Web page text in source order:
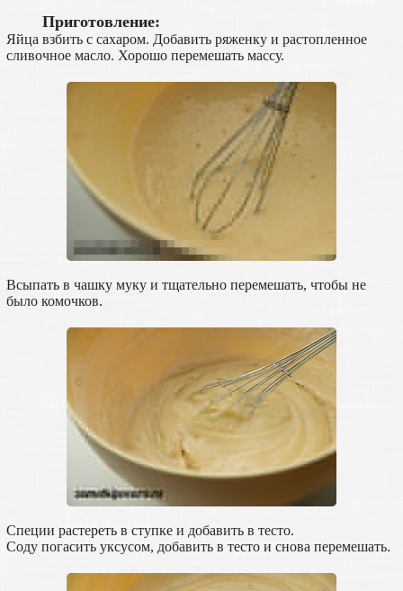
Приготовление:
Яйца взбить с сахаром. Добавить ряженку и растопленное
сливочное масло. Хорошо перемешать массу.
Всыпать в чашку муку и тщательно перемешать, чтобы не
было комочков.
Специи растереть в ступке и добавить в тесто.
Соду погасить уксусом, добавить в тесто и снова перемешать.